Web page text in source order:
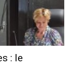
: le